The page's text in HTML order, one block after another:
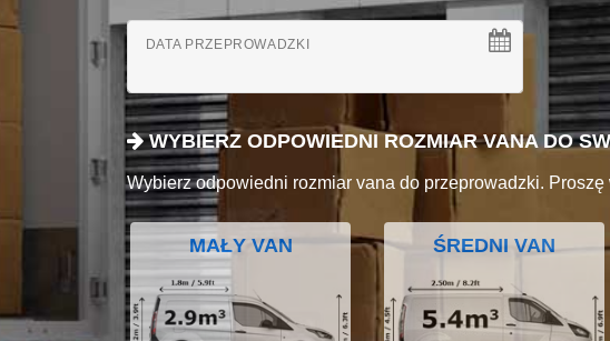
DATA PRZEPROWADZKI
WYBIERZ ODPOWIEDNI ROZMIAR VANA DO
Wybierz odpowiedni rozmiar vana do przeprowadzki.
MAŁY VAN ŚREDNI VAN